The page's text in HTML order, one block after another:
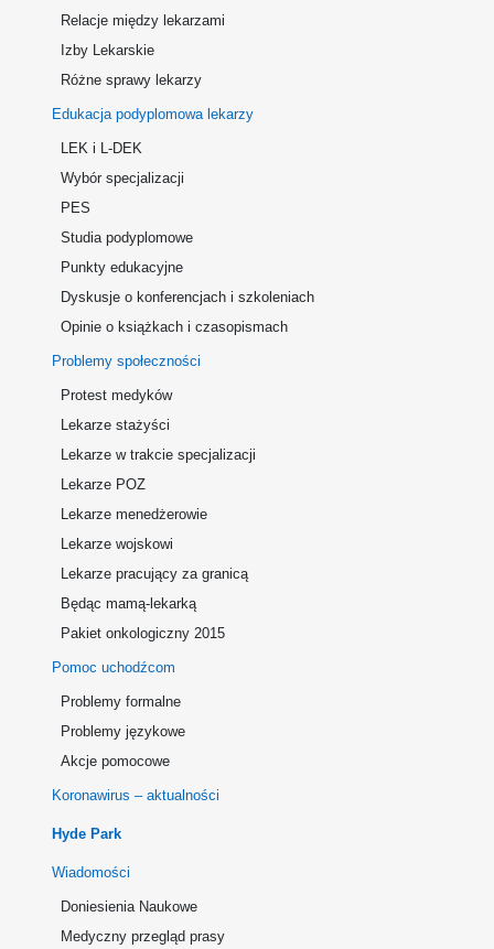
Relacje między lekarzami
Izby Lekarskie
Różne sprawy lekarzy
Edukacja podyplomowa lekarzy
LEK i L-DEK
Wybór specjalizacji
PES
Studia podyplomowe
Punkty edukacyjne
Dyskusje o konferencjach i szkoleniach
Opinie o książkach i czasopismach
Problemy społeczności
Protest medyków
Lekarze stażyści
Lekarze w trakcie specjalizacji
Lekarze POZ
Lekarze menedżerowie
Lekarze wojskowi
Lekarze pracujący za granicą
Będąc mamą-lekarką
Pakiet onkologiczny 2015
Pomoc uchodźcom
Problemy formalne
Problemy językowe
Akcje pomocowe
Koronawirus – aktualności
Hyde Park
Wiadomości
Doniesienia Naukowe
Medyczny przegląd prasy